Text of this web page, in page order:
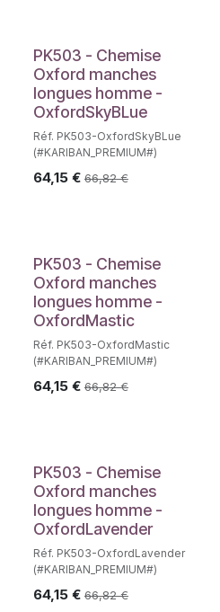
PK503 - Chemise
Oxford manches
longues homme -
OxfordSkyBLue
Réf. PK503-OxfordSkyBLue
(#KARIBAN_PREMIUM#)
64,15€ 66,82€
PK503 - Chemise
Oxford manches
longues homme -
OxfordMastic
Réf. PK503-OxfordMastic
(#KARIBAN_PREMIUM#)
64,15€ 66,82€
PK503 - Chemise
Oxford manches
longues homme -
OxfordLavender
Réf. PK503-OxfordLavender
(#KARIBAN_PREMIUM#)
64,15€ 66,82€